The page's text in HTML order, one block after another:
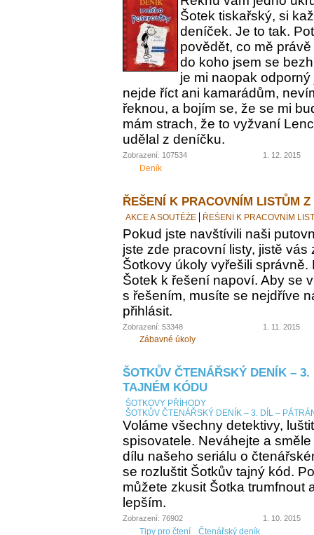
Šotek tiskařský, si
deníček. Je to tak.
povědět, co mě
do koho jsem se
je mi naopak
nejde říct ani kamarádům,
řeknou, a bojím se, že se mi
mám strach, že to vyžvaní
udělal z deníčku.
Zobrazení: 107534 1. 12. 2015
Deník
ŘEŠENÍ K PRACOVNÍM LISTŮM Z
AKCE A SOUTĚŽE ŘEŠENÍ K PRACOVNÍM
Pokud jste navštívili naši
jste zde pracovní listy, jistě vás
Šotkovy úkoly vyřešili
Šotek k řešení napoví. Aby se
s řešením, musíte se nejdříve
přihlásit.
Zobrazení: 53348 1. 11. 2015
Zábavné úkoly
ŠOTKŮV ČTENÁŘSKÝ DENÍK –
TAJNÉM KÓDU
ŠOTKOVY PŘÍHODY
ŠOTKŮV ČTENÁŘSKÝ DENÍK – 3. DÍL –
Voláme všechny detektivy,
spisovatele. Neváhejte a
dílu našeho seriálu o
se rozluštit Šotkův tajný kód.
můžete zkusit Šotka trumfnout
lepším.
Zobrazení: 76902 1. 10. 2015
Tipy pro čtení Čtenářský deník